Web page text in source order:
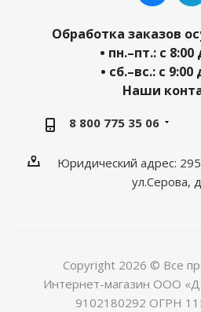
Обработка заказов
• пн.–пт.: с 8:00
• сб.–вс.: с 9:00
Наши
8 800 775 35 06
Юридический адрес:
ул.Серова,
Copyright 2026 © Все
Интернет-магазин ООО
9102180292 ОГРН